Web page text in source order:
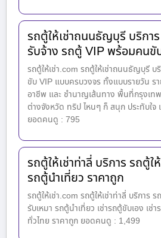
รถตู้ให้เช่าถนนธัญบุรี บริกา
รับจ้าง รถตู้ VIP พร้อมคนขั
รถตู้ให้เช่า.com รถตู้ให้เช่าถนนธัญบุรี บ
ขับ VIP แบบครบวงจร ทั้งแบบรายวัน ร
อาชีพ และ ชำนาญเส้นทาง พื้นที่กรุงเ
ต่างจังหวัด ทริป ไหนๆ ก็ สนุก ประทับใจ
ยอดคนดู : 795
รถตู้ให้เช่าท่าลี่ บริการ รถตู้ใ
รถตู้นำเที่ยว ราคาถูก
รถตู้ให้เช่า.com รถตู้ให้เช่าท่าลี่ บริการ
รับเหมา รถตู้นำเที่ยว เช่ารถตู้ขับเอง เ
ทั่วไทย ราคาถูก ยอดคนดู : 1,499